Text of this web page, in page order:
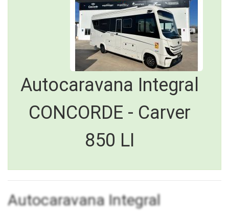
Autocaravana Integral
CONCORDE - Carver
850 LI
Autocaravana Integral